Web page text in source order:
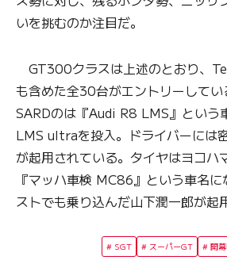
いを挑むのか注目だ。
GT300クラスは上述のとおり、
も含めた全30台がエントリーして
SARDのは『Audi R8 LMS』という
LMS ultraを投入。ドライバーには
が起用されている。タイヤはヨコハ
『マッハ車検 MC86』という車名
ストでも乗り込んだ山下潤一郎が起
SGT スーパーGT 開